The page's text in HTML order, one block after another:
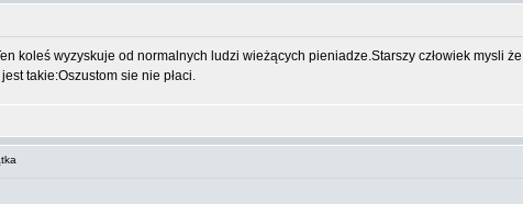
koleś wyzyskuje od normalnych ludzi wieżących pieniadze.Starszy człowiek mysli
takie:Oszustom sie nie płaci.